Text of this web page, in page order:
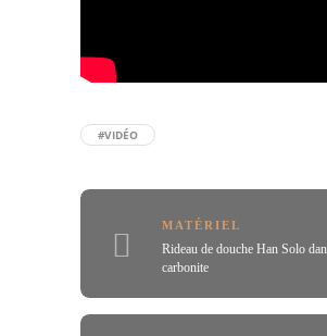
#VIDÉO
MATÉRIEL
Rideau de douche Han Solo
carbonite